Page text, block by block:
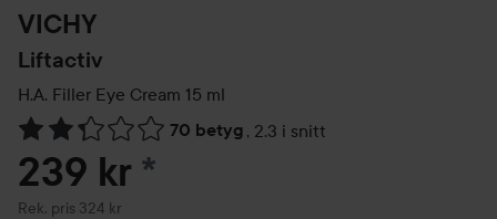
VICHY
Liftactiv
H.A. Filler Eye Cream 15 ml
70 betyg , 2.3 i snitt
Hoppa till Betyg & kommentarer
239 kr *
Rek. pris 324 kr
Rekommenderat pris 324 kr